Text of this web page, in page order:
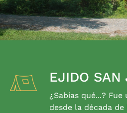
EJIDO SAN
¿Sabias qué...?
desde la década